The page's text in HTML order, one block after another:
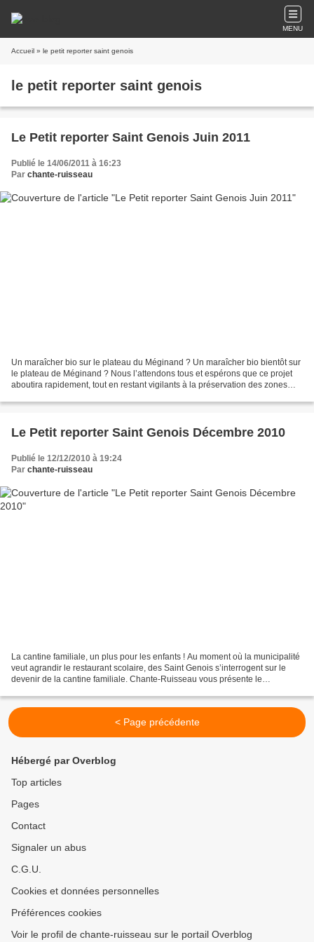
MENU
Accueil » le petit reporter saint genois
le petit reporter saint genois
Le Petit reporter Saint Genois Juin 2011
Publié le 14/06/2011 à 16:23
Par chante-ruisseau
Un maraîcher bio sur le plateau du Méginand ? Un maraîcher bio bientôt sur
le plateau de Méginand ? Nous l’attendons tous et espérons que ce projet
aboutira rapidement, tout en restant vigilants à la préservation des zones
Le Petit reporter Saint Genois Décembre 2010
Publié le 12/12/2010 à 19:24
Par chante-ruisseau
La cantine familiale, un plus pour les enfants ! Au moment où la municipalité
veut agrandir le restaurant scolaire, des Saint Genois s’interrogent sur le
devenir de la cantine familiale. Chante-Ruisseau vous présente le
< Page précédente
Hébergé par Overblog
Top articles
Pages
Contact
Signaler un abus
C.G.U.
Cookies et données personnelles
Préférences cookies
Voir le profil de chante-ruisseau sur le portail Overblog